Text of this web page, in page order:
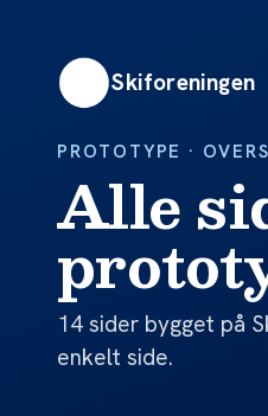
Skiforeningen
PROTOTYPE ·
Alle
14 sider bygget på
enkelt side.